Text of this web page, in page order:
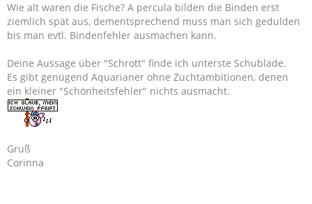
Wie alt waren die Fische? A percula bilden die Binden erst
ziemlich spät aus, dementsprechend muss man sich gedulden
bis man evtl. Bindenfehler ausmachen kann.
Deine Aussage über "Schrott" finde ich unterste Schublade.
Es gibt genügend Aquarianer ohne Zuchtambitionen, denen
ein kleiner "Schönheitsfehler" nichts ausmacht.
Gruß
Corinna